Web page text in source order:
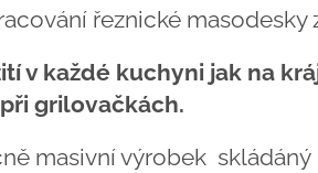
řeznické
v každé kuchyni jak na
grilovačkách.
masivní výrobek